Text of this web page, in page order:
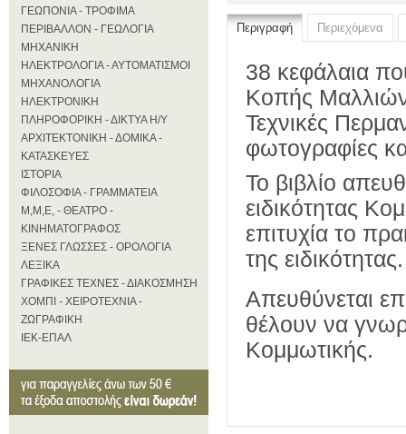
ΓΕΩΠΟΝΙΑ - ΤΡΟΦΙΜΑ
ΠΕΡΙΒΑΛΛΟΝ - ΓΕΩΛΟΓΙΑ
ΜΗΧΑΝΙΚΗ
ΗΛΕΚΤΡΟΛΟΓΙΑ - ΑΥΤΟΜΑΤΙΣΜΟΙ
ΜΗΧΑΝΟΛΟΓΙΑ
ΗΛΕΚΤΡΟΝΙΚΗ
ΠΛΗΡΟΦΟΡΙΚΗ - ΔΙΚΤΥΑ Η/Υ
ΑΡΧΙΤΕΚΤΟΝΙΚΗ - ΔΟΜΙΚΑ -
ΚΑΤΑΣΚΕΥΕΣ
ΙΣΤΟΡΙΑ
ΦΙΛΟΣΟΦΙΑ - ΓΡΑΜΜΑΤΕΙΑ
Μ,Μ,Ε, - ΘΕΑΤΡΟ -
ΚΙΝΗΜΑΤΟΓΡΑΦΟΣ
ΞΕΝΕΣ ΓΛΩΣΣΕΣ - ΟΡΟΛΟΓΙΑ
ΛΕΞΙΚΑ
ΓΡΑΦΙΚΕΣ ΤΕΧΝΕΣ - ΔΙΑΚΟΣΜΗΣΗ
ΧΟΜΠΙ - ΧΕΙΡΟΤΕΧΝΙΑ -
ΖΩΓΡΑΦΙΚΗ
ΙΕΚ-ΕΠΑΛ
Περιγραφή Περιεχόμενα
38 κεφάλαια
Κοπής
Τεχνικές
φωτογραφίες
Το βιβλίο
ειδικότητας
επιτυχία το
της ειδικότητας.
Απευθύνεται
θέλουν να
Κομμωτικής.